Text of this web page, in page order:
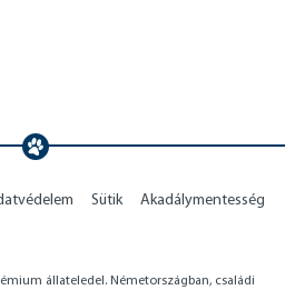
Sütik Akadálymentesség
állateledel. Németországban, családi